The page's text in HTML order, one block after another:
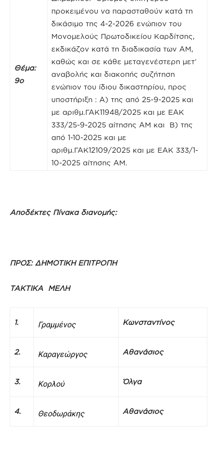
Θέμα:
9ο
προκειμένου να παρασταθούν κατά τη
δικάσιμο της 4-2-2026 ενώπιον του
Μονομελούς Πρωτοδικείου Καρδίτσης,
εκδικάζον κατά τη διαδικασία των ΑΜ,
καθώς και σε κάθε μεταγενέστερη μετ’
αναβολής και διακοπής συζήτηση
ενώπιον του ίδιου δικαστηρίου, προς
υποστήριξη : Α) της από 25-9-2025 και
με αριθμ.ΓΑΚ11948/2025 και με ΕΑΚ
333/25-9-2025 αίτησης ΑΜ και Β) της
από 1-10-2025 και με
αριθμ.ΓΑΚ12109/2025 και με ΕΑΚ 333/1-
10-2025 αίτησης ΑΜ.
Αποδέκτες Πίνακα διανομής:
ΠΡΟΣ: ΔΗΜΟΤΙΚΗ ΕΠΙΤΡΟΠΗ
ΤΑΚΤΙΚΑ ΜΕΛΗ
1. Γραμμένος Κωνσταντίνος
2. Καραγεώργος Αθανάσιος
3. Κορλού Όλγα
4. Θεοδωράκης Αθανάσιος